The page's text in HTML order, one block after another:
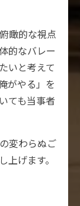
瞰的な視点
的なバレー
いと考えて
がやる」を
ても当事者
変わらぬご
げます。